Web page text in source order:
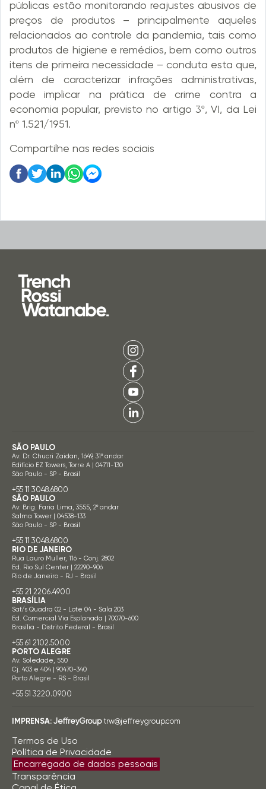
públicas estão monitorando reajustes abusivos de
preços de produtos – principalmente aqueles
relacionados ao controle da pandemia, tais como
produtos de higiene e remédios, bem como outros
itens de primeira necessidade – conduta esta que,
além de caracterizar infrações administrativas,
pode implicar na prática de crime contra a
economia popular, previsto no artigo 3º, VI, da Lei
nº 1.521/1951.
Compartilhe nas redes sociais
SÃO PAULO
Av. Dr. Chucri Zaidan, 1649, 31º andar
Edifício EZ Towers, Torre A | 04711-130
São Paulo - SP - Brasil
+55 11 3048.6800
SÃO PAULO
Av. Brig. Faria Lima, 3555, 2º andar
Salma Tower | 04538-133
São Paulo - SP - Brasil
+55 11 3048.6800
RIO DE JANEIRO
Rua Lauro Muller, 116 - Conj. 2802
Ed. Rio Sul Center | 22290-906
Rio de Janeiro - RJ - Brasil
+55 21 2206.4900
BRASÍLIA
Saf/s Quadra 02 - Lote 04 - Sala 203
Ed. Comercial Via Esplanada | 70070-600
Brasília - Distrito Federal - Brasil
+55 61 2102.5000
PORTO ALEGRE
Av. Soledade, 550
Cj. 403 e 404 | 90470-340
Porto Alegre - RS - Brasil
+55 51 3220.0900
IMPRENSA: JeffreyGroup trw@jeffreygroup.com
Termos de Uso
Política de Privacidade
Encarregado de dados pessoais
Transparência